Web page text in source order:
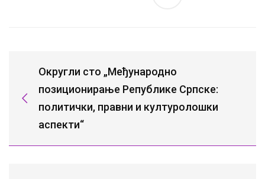
Округли сто „Међународно
позиционирање Републике Српске:
политички, правни и културолошки
аспекти“